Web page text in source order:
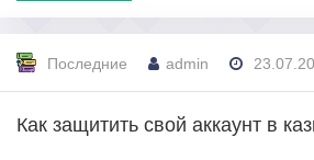
Последние admin
Как защитить свой аккаунт в